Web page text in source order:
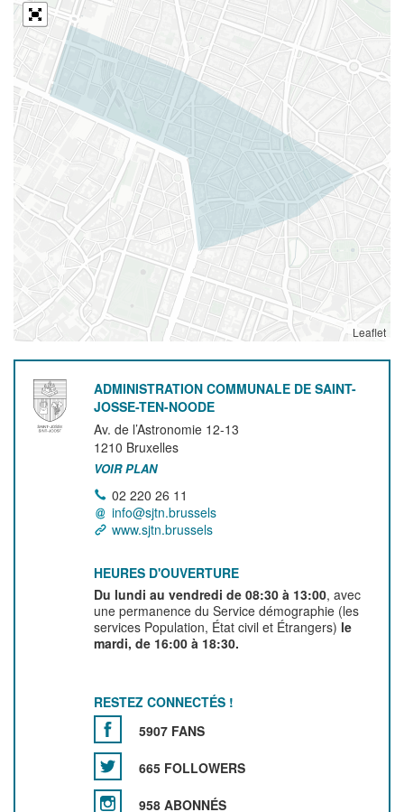
Leaflet
ADMINISTRATION COMMUNALE DE SAINT-
JOSSE-TEN-NOODE
Av. de l’Astronomie 12-13
1210 Bruxelles
VOIR PLAN
02 220 26 11
info@sjtn.brussels
www.sjtn.brussels
HEURES D'OUVERTURE
Du lundi au vendredi de 08:30 à 13:00, avec
une permanence du Service démographie (les
services Population, État civil et Étrangers) le
mardi, de 16:00 à 18:30.
RESTEZ CONNECTÉS !
5907 FANS
665 FOLLOWERS
958 ABONNÉS